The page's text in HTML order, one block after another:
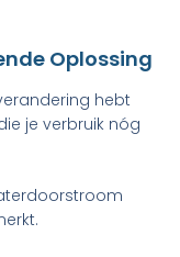
Oplossing
hebt
je verbruik nóg